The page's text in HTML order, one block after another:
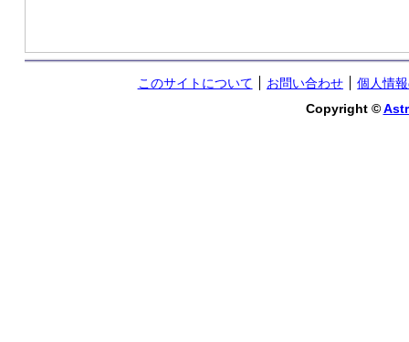
このサイトについて お問い合わせ
個人情
Copyright ©